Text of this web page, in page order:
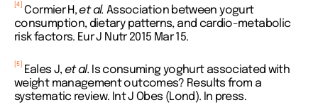
[4] Cormier H,et al. Association between yogurt
consumption, dietary patterns, and cardio-metabolic
risk factors. Eur J Nutr 2015 Mar 15.
[5] Eales J,et al.Is consuming yoghurt associated with
weight management outcomes? Results from a
systematic review. Int J Obes (Lond). In press.